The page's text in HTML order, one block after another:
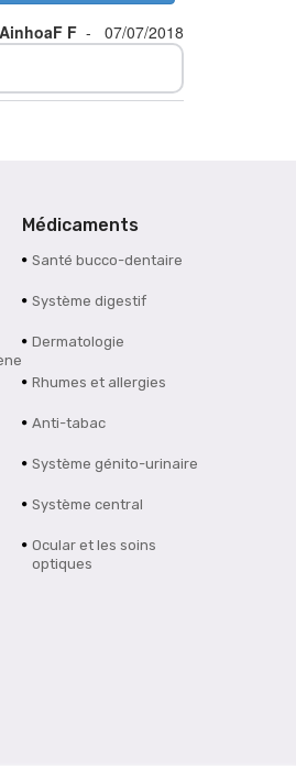
AinhoaF F -
07/07/2018
Médicaments
Santé bucco-dentaire
Système digestif
Dermatologie
Rhumes et allergies
Anti-tabac
Système génito-urinaire
Système central
Ocular et les soins
optiques